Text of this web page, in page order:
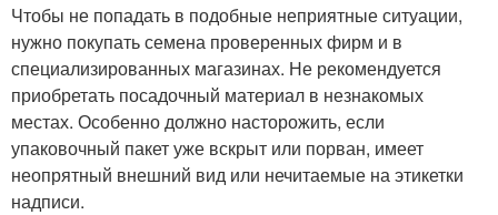
Чтобы не попадать в подобные неприятные ситуации,
нужно покупать семена проверенных фирм и в
специализированных магазинах. Не рекомендуется
приобретать посадочный материал в незнакомых
местах. Особенно должно насторожить, если
упаковочный пакет уже вскрыт или порван, имеет
неопрятный внешний вид или нечитаемые на этикетки
надписи.